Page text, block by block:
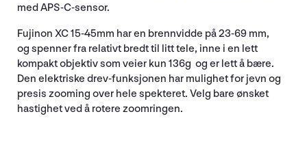
med APS-C-sensor.
Fujinon XC 15-45mm har en brennvidde på 23-69 mm,
og spenner fra relativt bredt til litt tele, inne i en lett
kompakt objektiv som veier kun 136g og er lett å bære.
Den elektriske drev-funksjonen har mulighet for jevn og
presis zooming over hele spekteret. Velg bare ønsket
hastighet ved å rotere zoomringen.